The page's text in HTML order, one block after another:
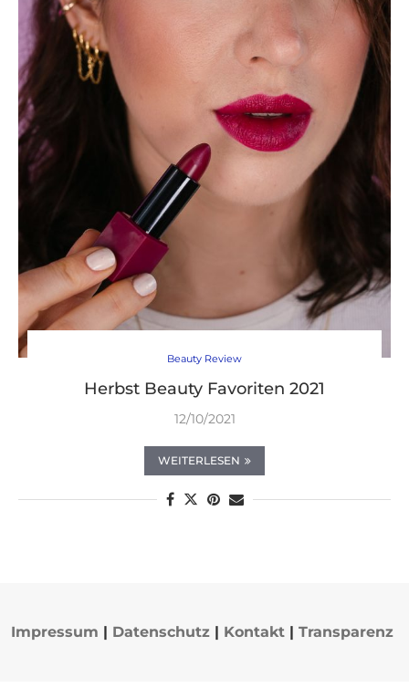
Beauty Review
Herbst Beauty Favoriten 2021
12/10/2021
WEITERLESEN
Impressum | Datenschutz | Kontakt | Transparenz